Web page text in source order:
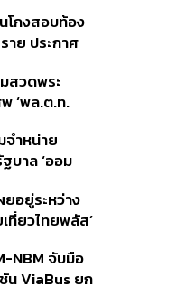
ความมั่นคง
โกงสอบท้อง
าย ประกาศ
.ช. ขีดเส้นแล้ว
ค.
สวดพระ
‘พล.ต.ท.
103 ปี แกนนำ
คลหลาก
จำหน่าย
บาล ‘ออม
พิ่มสัดส่วนการ
Lot First
ยอยู่ระหว่าง
เที่ยวไทยพลัส’
จงบต่อ ‘ไทย
ส’ เฟส 2 มี
NBM จับมือ
น ViaBus ยก